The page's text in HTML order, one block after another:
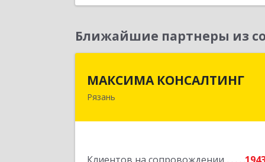
Ближайшие партнеры из
МАКСИМА КОНСАЛТИНГ
Рязань